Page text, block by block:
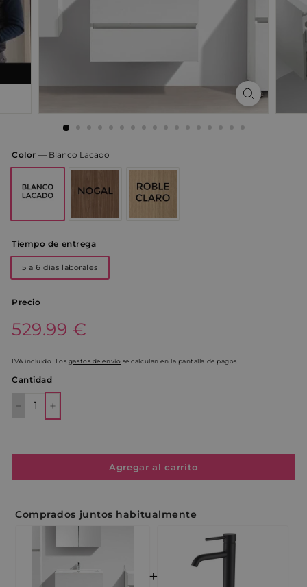
Color— Blanco Lacado
Tiempo de entrega
5 a 6 días laborales
Precio
Precio
habitual
529.99€
529.99 €
IVA incluido. Los gastos de envío se calculan en la pantalla de pagos.
Cantidad
Agregar al carrito
Comprados juntos habitualmente
+